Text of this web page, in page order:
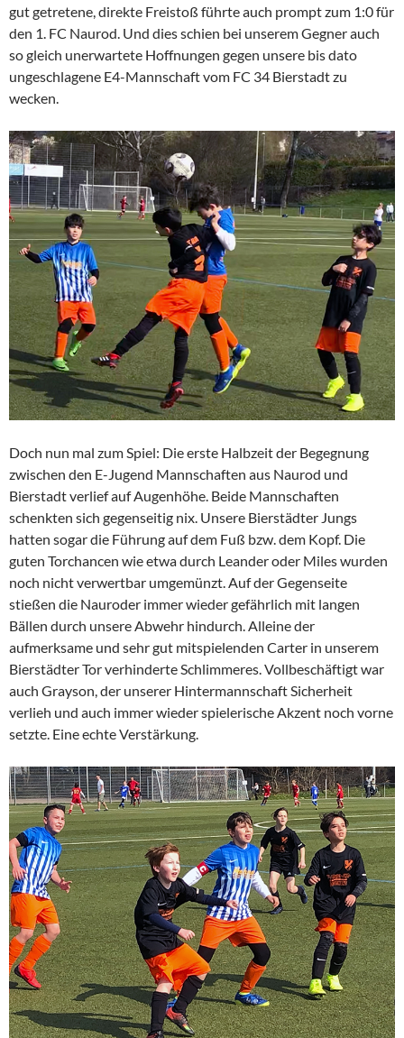
gut getretene, direkte Freistoß führte auch prompt zum 1:0 für
den 1. FC Naurod. Und dies schien bei unserem Gegner auch
so gleich unerwartete Hoffnungen gegen unsere bis dato
ungeschlagene E4-Mannschaft vom FC 34 Bierstadt zu
wecken.
Doch nun mal zum Spiel: Die erste Halbzeit der Begegnung
zwischen den E-Jugend Mannschaften aus Naurod und
Bierstadt verlief auf Augenhöhe. Beide Mannschaften
schenkten sich gegenseitig nix. Unsere Bierstädter Jungs
hatten sogar die Führung auf dem Fuß bzw. dem Kopf. Die
guten Torchancen wie etwa durch Leander oder Miles wurden
noch nicht verwertbar umgemünzt. Auf der Gegenseite
stießen die Nauroder immer wieder gefährlich mit langen
Bällen durch unsere Abwehr hindurch. Alleine der
aufmerksame und sehr gut mitspielenden Carter in unserem
Bierstädter Tor verhinderte Schlimmeres. Vollbeschäftigt war
auch Grayson, der unserer Hintermannschaft Sicherheit
verlieh und auch immer wieder spielerische Akzent noch vorne
setzte. Eine echte Verstärkung.